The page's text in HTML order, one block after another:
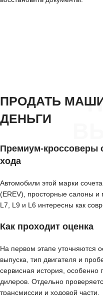
ПРОДАТЬ
ДЕНЬГИ
Премиум-кроссоверы
хода
Автомобили этой марки
(EREV), просторные салоны и
L7, L9 и L6 интересны как
Как проходит оценка
На первом этапе уточняются
выпуска, тип двигателя и
сервисная история,
дилеров. Отдельно
трансмиссии и ходовой части.